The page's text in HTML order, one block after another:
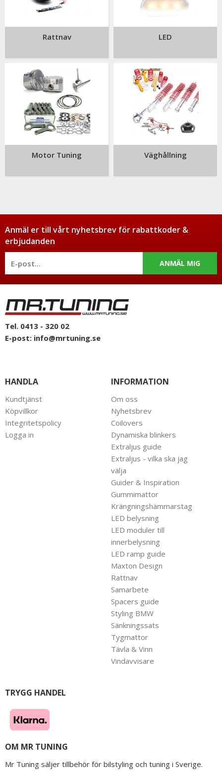
Rattnav LED
Motor Tuning Väghållning
Anmäl er till vårt nyhetsbrev för rabattkoder &
erbjudanden
ANMÄL MIG
Tel. 0413 - 320 02
E-post: info@mrtuning.se
HANDLA
Kundtjänst
Köpvillkor
Integritetspolicy
Logga in
INFORMATION
Om oss
Nyhetsbrev
Coilovers
Dynamiska blinkers
Extraljus guide
Extraljus - vilka ska jag
välja
Guider & Inspiration
Gummimattor
Krängningshämmarstag
LED belysning
LED moduler till
innerbelysning
LED ramp guide
Maxton Design
Rattnav
Samarbete
Spacers guide
Styling BMW
Sänkningssats
Tygmattor
Tävla & Vinn
Vindavvisare
TRYGG HANDEL
OM MR TUNING
Mr Tuning säljer tillbehör för bilstyling och tuning i Sverige.